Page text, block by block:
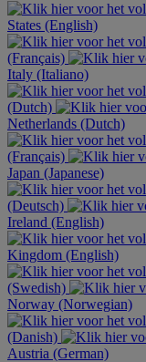
States (English)
(Français)
Italy (Italiano)
(Dutch)
Netherlands (Dutch)
(Français)
Japan (Japanese)
(Deutsch)
Ireland (English)
Kingdom (English)
(Swedish)
Norway (Norwegian)
(Danish)
Austria (German)